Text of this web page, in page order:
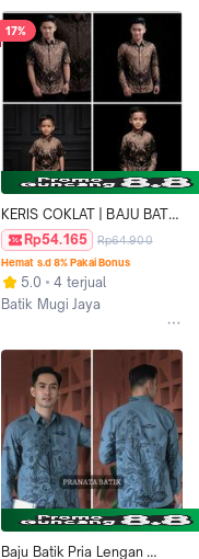
17%
KERIS COKLAT | BAJU BATIK
COUPLE KELUARGA AYAH
IBU DAN ANAK LAKI-LAKI
SIZE M L XL XXL
Rp54.165 Rp64.900
Hemat s.d 8% Pakai Bonus
5.0
4 terjual
Batik Mugi Jaya
Baju Batik Pria Lengan